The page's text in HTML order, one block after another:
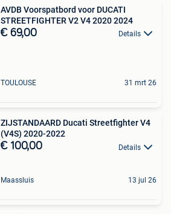
AVDB Voorspatbord voor DUCATI
STREETFIGHTER V2 V4 2020 2024
€ 69,00 Details
TOULOUSE 31 mrt 26
ZIJSTANDAARD Ducati Streetfighter V4
(V4S) 2020-2022
€ 100,00 Details
Maassluis 13 jul 26